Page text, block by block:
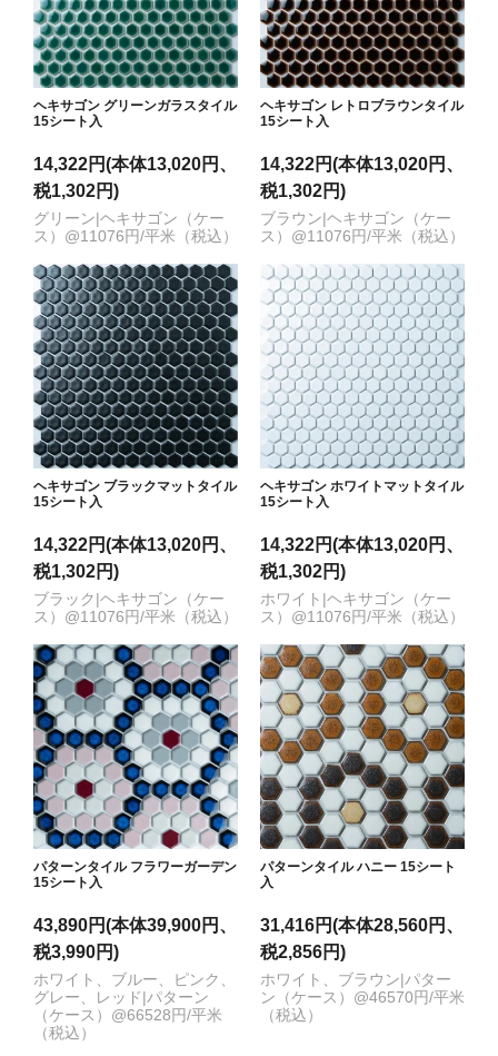
ヘキサゴン グリーンガラスタイル
15シート入
14,322円(本体13,020円、
税1,302円)
グリーン|ヘキサゴン（ケー
ス）@11076円/平米（税込）
ヘキサゴン レトロブラウンタイル
15シート入
14,322円(本体13,020円、
税1,302円)
ブラウン|ヘキサゴン（ケー
ス）@11076円/平米（税込）
ヘキサゴン ブラックマットタイル
15シート入
14,322円(本体13,020円、
税1,302円)
ブラック|ヘキサゴン（ケー
ス）@11076円/平米（税込）
ヘキサゴン ホワイトマットタイル
15シート入
14,322円(本体13,020円、
税1,302円)
ホワイト|ヘキサゴン（ケー
ス）@11076円/平米（税込）
パターンタイル フラワーガーデン
15シート入
43,890円(本体39,900円、
税3,990円)
ホワイト、ブルー、ピンク、
グレー、レッド|パターン
（ケース）@66528円/平米
（税込）
パターンタイル ハニー 15シート
入
31,416円(本体28,560円、
税2,856円)
ホワイト、ブラウン|パター
ン（ケース）@46570円/平米
（税込）